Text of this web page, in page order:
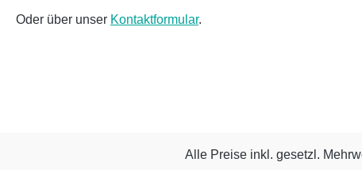
Oder über unser Kontaktformular.
Alle Preise inkl. gesetzl.